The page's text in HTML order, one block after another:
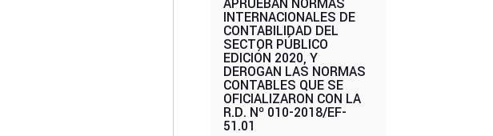
INTERNACIONALES DE
CONTABILIDAD DEL
SECTOR PÚBLICO
EDICIÓN 2020, Y
DEROGAN LAS NORMAS
CONTABLES QUE SE
OFICIALIZARON CON LA
R.D. Nº 010-2018/EF-
51.01